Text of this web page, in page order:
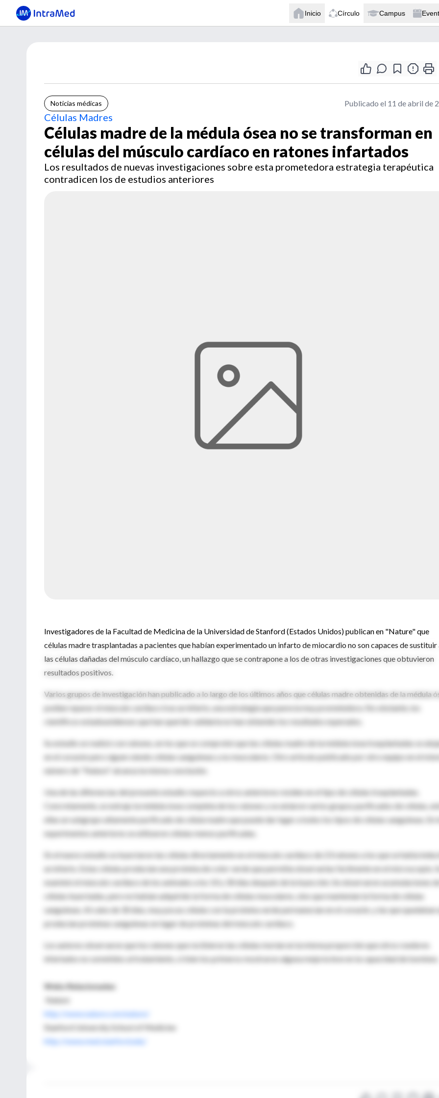
Inicio Círculo Campus
Noticias médicas Publicado el 11 de abril de
Células Madres
Células madre de la médula ósea no se transforman en
células del músculo cardíaco en ratones infartados
Los resultados de nuevas investigaciones sobre esta prometedora estrategia terapéutica
contradicen los de estudios anteriores
Investigadores de la Facultad de Medicina de la Universidad de Stanford (Estados Unidos) publican en "Nature" que
células madre trasplantadas a pacientes que habían experimentado un infarto de miocardio no son capaces de sustituir
las células dañadas del músculo cardíaco, un hallazgo que se contrapone a los de otras investigaciones que obtuvieron
resultados positivos.
Varios grupos de investigación han publicado a lo largo de los últimos años que células madre obtenidas de la médula
podían reparar el músculo cardíaco tras un infarto, una estrategia que parecía muy prometedora. No obstante, los
científicos estadounidenses que han querido validarla no han obtenido los resultados esperados.
Su estudio se realizó con ratones, en los que se comprobó que las células madre de la médula ósea trasplantadas se
en el corazón pero siguen siendo células sanguíneas y no musculares. Otro artículo publicado por otro equipo en el
número de "Nature" alcanza la misma conclusión.
Una de las diferencias del presente estudio respecto a otros anteriores residen en el tipo de células trasplantadas.
Concretamente, se extrajo la médula ósea completa de los ratones y se aislaron varios grupos purificados de células,
ellas un subgrupo altamente purificado de célula madre que puede dar lugar a todos los tipos de células sanguíneas. En
experimentos anteriores se utilizaron células menos purificadas.
En el nuevo estudio se inyectaron las células directamente en el músculo cardíaco de 23 ratones a los que se había
un infarto. Estas células producían una proteína de color verde que permitía observarlas fácilmente en el microscopio.
examinó el músculo cardíaco de los animales a los 10 y 30 días después de la inyección. Se observaron acumulaciones
células inyectadas, pero no habían adquirido la forma de células musculares, sino que mantenían la forma de células
sanguíneas. Al cabo de 30 días, muy pocas células con la proteína verde permanecían en el corazón, y las que quedaban
producían proteínas sanguíneas en lugar de proteínas del músculo cardíaco.
Los autores observaron que los ratones que recibieron las células morían en la misma proporción que otros roedores
infartados no sometidos al tratamiento, si bien los primeros mostraron alguna mejoría leve en la capacidad de bombeo.
Webs Relacionadas
Nature
http://www.nature.com/nature/
Stanford University School of Medicine
http://www.med.stanford.edu/